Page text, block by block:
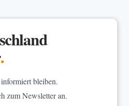
.
bleiben.
zum Newsletter an.